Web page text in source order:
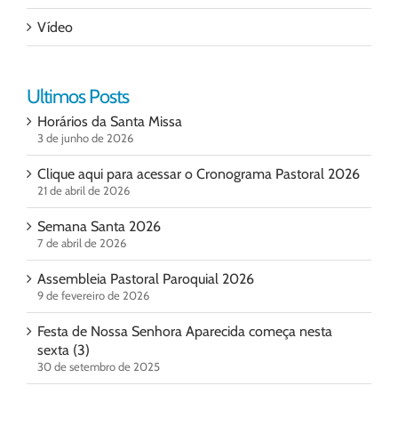
Vídeo
Ultimos Posts
Horários da Santa Missa
3 de junho de 2026
Clique aqui para acessar o Cronograma Pastoral 2026
21 de abril de 2026
Semana Santa 2026
7 de abril de 2026
Assembleia Pastoral Paroquial 2026
9 de fevereiro de 2026
Festa de Nossa Senhora Aparecida começa nesta
sexta (3)
30 de setembro de 2025